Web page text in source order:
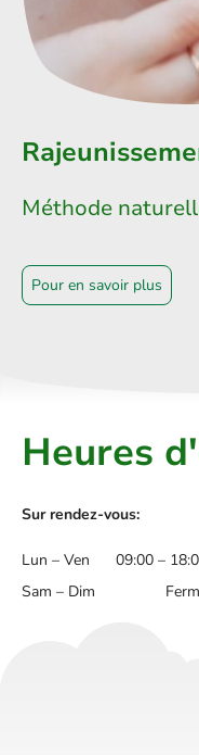
Méthode
Pour en savoir plus
Heures
Sur rendez-vous:
Lun – Ven
09:00 –
Sam – Dim